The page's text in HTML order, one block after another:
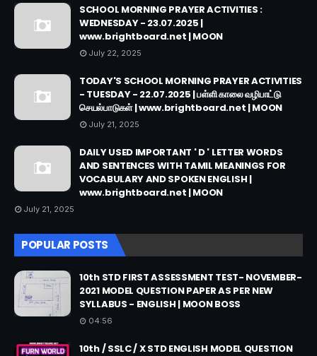
SCHOOL MORNING PRAYER ACTIVITIES :
WEDNESDAY - 23.07.2025 |
www.brightboard.net | MOON
July 22, 2025
TODAY'S SCHOOL MORNING PRAYER ACTIVITIES
- TUESDAY - 22.07.2025 | பள்ளி காலை வழிபாட்டு
செயல்பாடுகள் | www.brightboard.net | MOON
July 21, 2025
DAILY USED IMPORTANT ' D ' LETTER WORDS
AND SENTENCES WITH TAMIL MEANINGS FOR
VOCABULARY AND SPOKEN ENGLISH |
www.brightboard.net | MOON
July 21, 2025
POPULAR POSTS
10th STD FIRST ASSESSMENT TEST- NOVEMBER-
2021 MODEL QUESTION PAPER AS PER NEW
SYLLABUS - ENGLISH | MOON BOSS
04:56
10th / SSLC / X STD ENGLISH MODEL QUESTION